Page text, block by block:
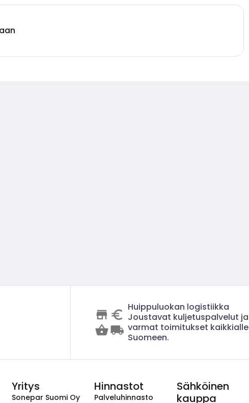
Huippuluokan logistiikka
Joustavat kuljetuspalvelut ja
varmat toimitukset kaikkialle
Suomeen.
Yritys
Sonepar Suomi Oy
Hinnastot
Palveluhinnasto
Sähköinen
kauppa